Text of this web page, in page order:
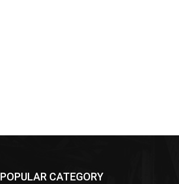
POPULAR CATEGORY